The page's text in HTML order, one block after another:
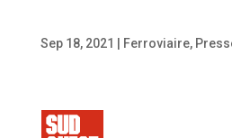
Sep 18, 2021 Ferroviaire,